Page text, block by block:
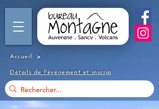
Accueil >
Détails de l'événement et inscription